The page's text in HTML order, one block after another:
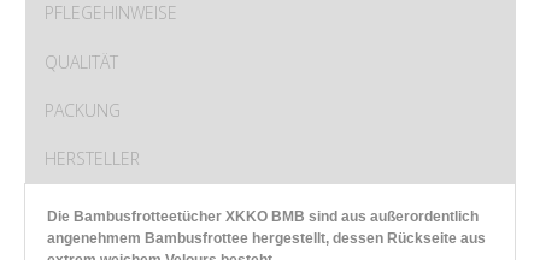
PFLEGEHINWEISE
QUALITÄT
PACKUNG
HERSTELLER
Die Bambusfrotteetücher XKKO BMB sind aus außerordentlich
angenehmem Bambusfrottee hergestellt, dessen Rückseite aus